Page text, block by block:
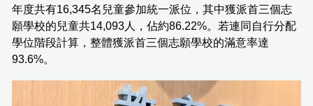
年度共有16,345名兒童參加統一派位，其中獲派首三個志
願學校的兒童共14,093人，佔約86.22%。若連同自行分配
學位階段計算，整體獲派首三個志願學校的滿意率達
93.6%。